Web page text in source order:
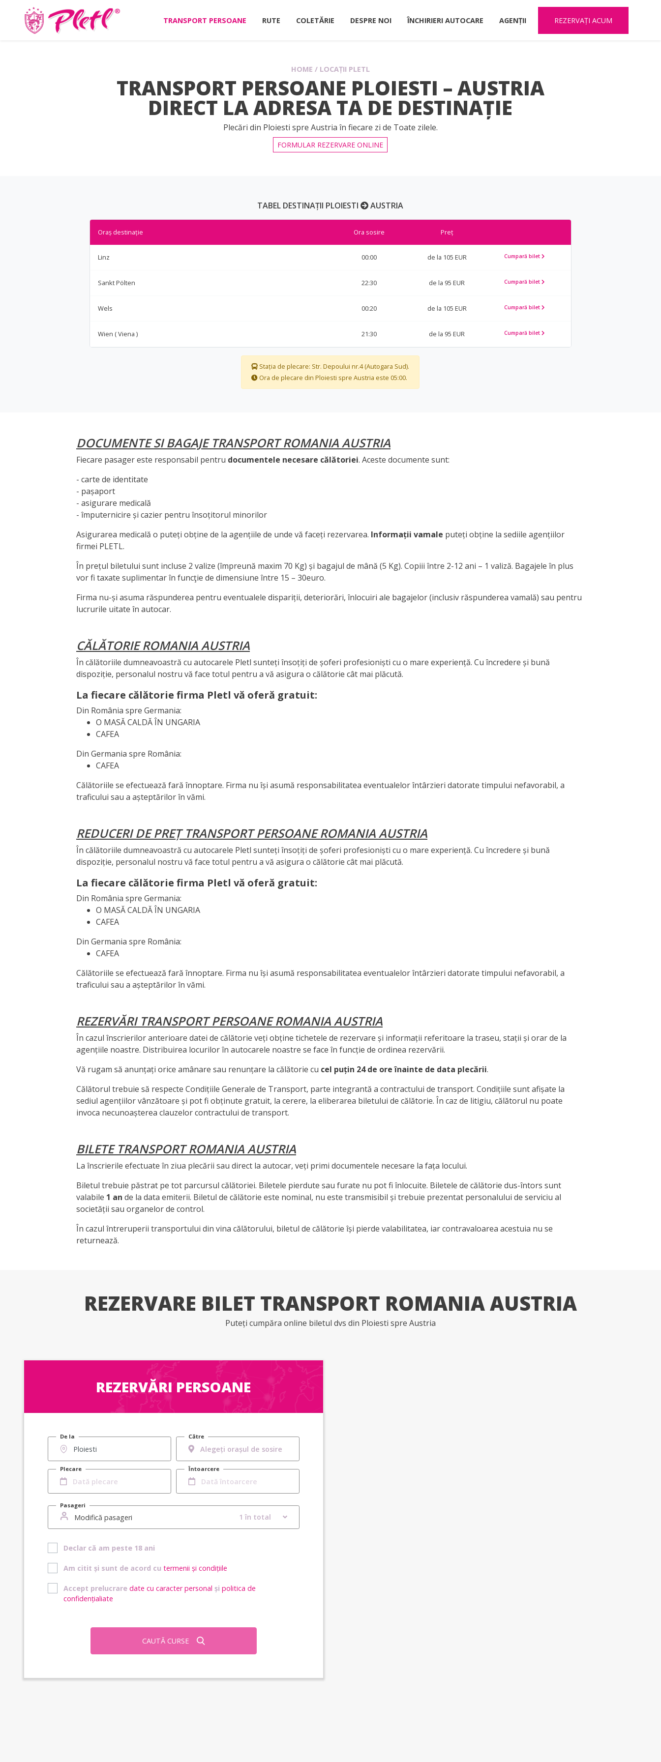
TRANSPORT PERSOANE RUTE COLETĂRIE DESPRE NOI ÎNCHIRIERI AUTOCARE AGENȚII REZERVAȚI ACUM
HOME / LOCAȚII PLETL
TRANSPORT PERSOANE PLOIESTI – AUSTRIA
DIRECT LA ADRESA TA DE DESTINAȚIE
Plecări din Ploiesti spre Austria în fiecare zi de Toate zilele.
FORMULAR REZERVARE ONLINE
TABEL DESTINAȚII PLOIESTI AUSTRIA
Oraș destinație Ora sosire Preț
Linz 00:00 de la 105 EUR Cumpară bilet
Sankt Pölten 22:30 de la 95 EUR Cumpară bilet
Wels 00:20 de la 105 EUR Cumpară bilet
Wien ( Viena ) 21:30 de la 95 EUR Cumpară bilet
Stația de plecare: Str. Depoului nr.4 (Autogara Sud).
Ora de plecare din Ploiesti spre Austria este 05:00.
DOCUMENTE SI BAGAJE TRANSPORT ROMANIA AUSTRIA
Fiecare pasager este responsabil pentru documentele necesare călătoriei. Aceste documente sunt:
- carte de identitate
- pașaport
- asigurare medicală
- împuternicire și cazier pentru însoțitorul minorilor
Asigurarea medicală o puteți obține de la agențiile de unde vă faceți rezervarea. Informații vamale puteți obține la sediile agențiilor
firmei PLETL.
În prețul biletului sunt incluse 2 valize (împreună maxim 70 Kg) și bagajul de mână (5 Kg). Copiii între 2-12 ani – 1 valiză. Bagajele în plus
vor fi taxate suplimentar în funcţie de dimensiune între 15 – 30euro.
Firma nu-și asuma răspunderea pentru eventualele dispariții, deteriorări, înlocuiri ale bagajelor (inclusiv răspunderea vamală) sau pentru
lucrurile uitate în autocar.
CĂLĂTORIE ROMANIA AUSTRIA
În călătoriile dumneavoastră cu autocarele Pletl sunteți însoțiți de șoferi profesioniști cu o mare experiență. Cu încredere și bună
dispoziție, personalul nostru vă face totul pentru a vă asigura o călătorie cât mai plăcută.
La fiecare călătorie firma Pletl vă oferă gratuit:
Din România spre Germania:
O MASĂ CALDĂ ÎN UNGARIA
CAFEA
Din Germania spre România:
CAFEA
Călătoriile se efectuează fară înnoptare. Firma nu își asumă responsabilitatea eventualelor întârzieri datorate timpului nefavorabil, a
traficului sau a așteptărilor în vămi.
REDUCERI DE PREȚ TRANSPORT PERSOANE ROMANIA AUSTRIA
În călătoriile dumneavoastră cu autocarele Pletl sunteți însoțiți de șoferi profesioniști cu o mare experiență. Cu încredere și bună
dispoziție, personalul nostru vă face totul pentru a vă asigura o călătorie cât mai plăcută.
La fiecare călătorie firma Pletl vă oferă gratuit:
Din România spre Germania:
O MASĂ CALDĂ ÎN UNGARIA
CAFEA
Din Germania spre România:
CAFEA
Călătoriile se efectuează fară înnoptare. Firma nu își asumă responsabilitatea eventualelor întârzieri datorate timpului nefavorabil, a
traficului sau a așteptărilor în vămi.
REZERVĂRI TRANSPORT PERSOANE ROMANIA AUSTRIA
În cazul înscrierilor anterioare datei de călătorie veți obține tichetele de rezervare și informații referitoare la traseu, stații și orar de la
agențiile noastre. Distribuirea locurilor în autocarele noastre se face în funcție de ordinea rezervării.
Vă rugam să anunțați orice amânare sau renunțare la călătorie cu cel puțin 24 de ore înainte de data plecării.
Călătorul trebuie să respecte Condițiile Generale de Transport, parte integrantă a contractului de transport. Condițiile sunt afișate la
sediul agențiilor vânzătoare și pot fi obținute gratuit, la cerere, la eliberarea biletului de călătorie. În caz de litigiu, călătorul nu poate
invoca necunoașterea clauzelor contractului de transport.
BILETE TRANSPORT ROMANIA AUSTRIA
La înscrierile efectuate în ziua plecării sau direct la autocar, veți primi documentele necesare la fața locului.
Biletul trebuie păstrat pe tot parcursul călătoriei. Biletele pierdute sau furate nu pot fi înlocuite. Biletele de călătorie dus-întors sunt
valabile 1 an de la data emiterii. Biletul de călătorie este nominal, nu este transmisibil și trebuie prezentat personalului de serviciu al
societății sau organelor de control.
În cazul întreruperii transportului din vina călătorului, biletul de călătorie își pierde valabilitatea, iar contravaloarea acestuia nu se
returnează.
REZERVARE BILET TRANSPORT ROMANIA AUSTRIA
Puteți cumpăra online biletul dvs din Ploiesti spre Austria
REZERVĂRI PERSOANE
De la Către
Plecare Întoarcere
Pasageri
Modifică pasageri 1 în total
Declar că am peste 18 ani
Am citit și sunt de acord cu termenii și condițiile
Accept prelucrare date cu caracter personal și politica de
confidențialiate
CAUTĂ CURSE